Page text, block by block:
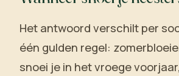
Het antwoord verschilt per
één gulden regel:
snoei je in het vroege